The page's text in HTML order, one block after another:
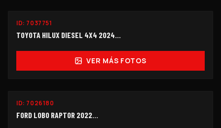
ID: 7037751
TOYOTA HILUX DIESEL 4X4 2024...
VER MÁS FOTOS
ID: 7026180
FORD LOBO RAPTOR 2022...